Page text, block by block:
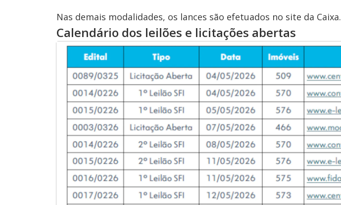
Nas demais modalidades, os lances são efetuados no site da Caixa.
Calendário dos leilões e licitações abertas